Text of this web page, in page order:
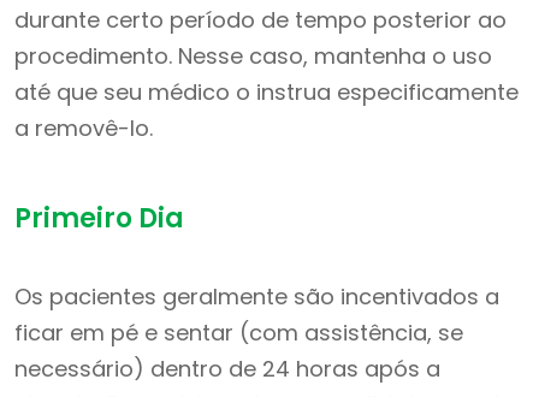
durante certo período de tempo posterior ao
procedimento. Nesse caso, mantenha o uso
até que seu médico o instrua especificamente
a removê-lo.
Primeiro Dia
Os pacientes geralmente são incentivados a
ficar em pé e sentar (com assistência, se
necessário) dentro de 24 horas após a